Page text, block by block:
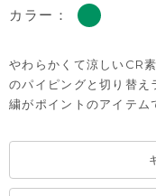
カラー：
やわらかくて涼しいCR
のパイピングと切り替え
繍がポイントのアイテム